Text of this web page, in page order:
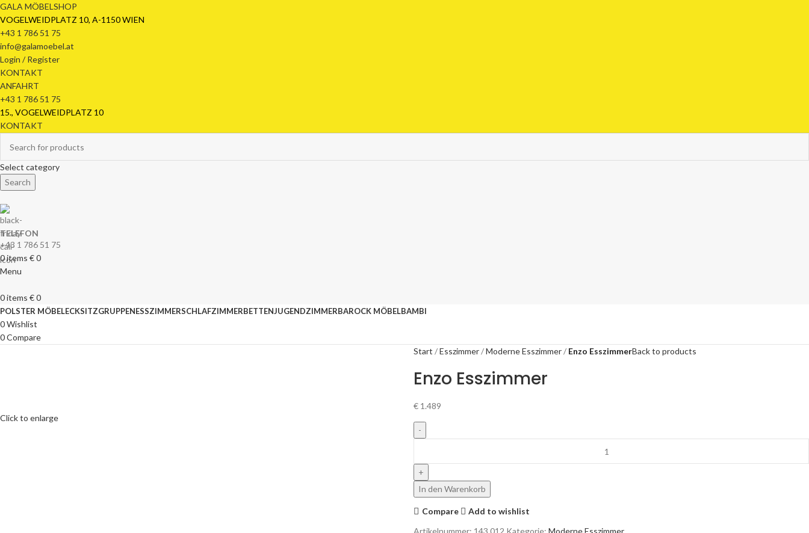
GALA MÖBELSHOP
VOGELWEIDPLATZ 10, A-1150 WIEN
+43 1 786 51 75
info@galamoebel.at
Login / Register
KONTAKT
ANFAHRT
+43 1 786 51 75
15., VOGELWEIDPLATZ 10
KONTAKT
Select category
Search
TELEFON
+43 1 786 51 75
0items €0
Menu
0items €0
POLSTER MÖBELECKSITZGRUPPENESSZIMMERSCHLAFZIMMERBETTENJUGENDZIMMERBAROCK MÖBELBAMBI
0Wishlist
0Compare
Click to enlarge
Start Esszimmer Moderne Esszimmer Enzo EsszimmerBack to products
Enzo Esszimmer
€ 1.489
In den Warenkorb
Compare
Add to wishlist
Artikelnummer: 143.012 Kategorie: Moderne Esszimmer